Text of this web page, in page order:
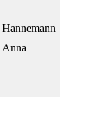
Hannemann
Anna